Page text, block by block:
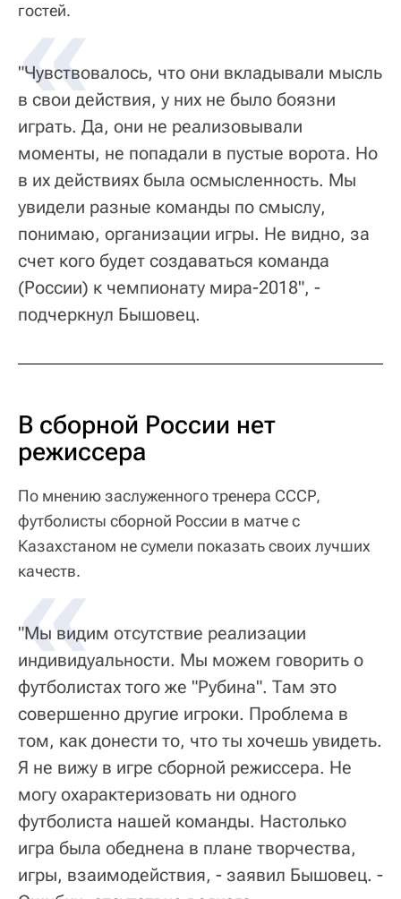
гостей.
"Чувствовалось, что они вкладывали мысль
в свои действия, у них не было боязни
играть. Да, они не реализовывали
моменты, не попадали в пустые ворота. Но
в их действиях была осмысленность. Мы
увидели разные команды по смыслу,
понимаю, организации игры. Не видно, за
счет кого будет создаваться команда
(России) к чемпионату мира-2018", -
подчеркнул Бышовец.
В сборной России нет
режиссера
По мнению заслуженного тренера СССР,
футболисты сборной России в матче с
Казахстаном не сумели показать своих лучших
качеств.
"Мы видим отсутствие реализации
индивидуальности. Мы можем говорить о
футболистах того же "Рубина". Там это
совершенно другие игроки. Проблема в
том, как донести то, что ты хочешь увидеть.
Я не вижу в игре сборной режиссера. Не
могу охарактеризовать ни одного
футболиста нашей команды. Настолько
игра была обеднена в плане творчества,
игры, взаимодействия, - заявил Бышовец. -